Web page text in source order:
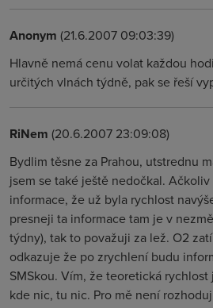
Anonym (21.6.2007 09:03:39)
Hlavně nemá cenu volat každou
určitých vlnách týdně, pak se řeší
RiNem (20.6.2007 23:09:08)
Bydlim těsne za Prahou, utstrednu
jsem se také ještě nedočkal.
informace, že už byla rychlost
presneji ta informace tam je v
týdny), tak to považuji za lež. O2
odkazuje že po zrychlení budu
SMSkou. Vím, že teoretická
kde nic, tu nic. Pro mě není